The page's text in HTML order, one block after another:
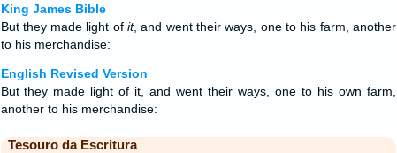
King James Bible
But they made light ofit, and went their ways, one to his farm, another
to his merchandise:
English Revised Version
But they made light of it, and went their ways, one to his own farm,
another to his merchandise:
Tesouro da Escritura